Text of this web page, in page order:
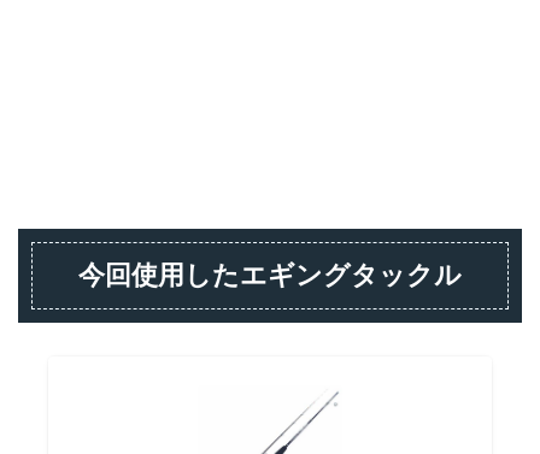
今回使用したエギングタックル